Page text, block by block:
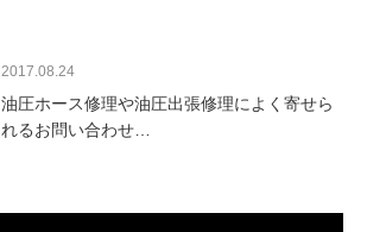
2017.08.24
油圧ホース修理や油圧出張修理によく寄せら
れるお問い合わせ…